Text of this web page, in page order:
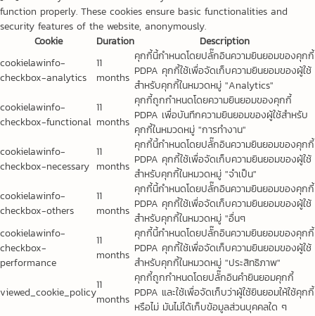
function properly. These cookies ensure basic functionalities and
security features of the website, anonymously.
Cookie
Duration
Description
cookielawinfo-
checkbox-analytics
11
months
คุกกี้นี้กำหนดโดยปลั๊กอินความยินยอมของคุกกี้
PDPA คุกกี้ใช้เพื่อจัดเก็บความยินยอมของผู้ใช้
สำหรับคุกกี้ในหมวดหมู่ "Analytics"
cookielawinfo-
checkbox-functional
11
months
คุกกี้ถูกกำหนดโดยความยินยอมของคุกกี้
PDPA เพื่อบันทึกความยินยอมของผู้ใช้สำหรับ
คุกกี้ในหมวดหมู่ "การทำงาน"
cookielawinfo-
checkbox-necessary
11
months
คุกกี้นี้กำหนดโดยปลั๊กอินความยินยอมของคุกกี้
PDPA คุกกี้ใช้เพื่อจัดเก็บความยินยอมของผู้ใช้
สำหรับคุกกี้ในหมวดหมู่ "จำเป็น"
cookielawinfo-
checkbox-others
11
months
คุกกี้นี้กำหนดโดยปลั๊กอินความยินยอมของคุกกี้
PDPA คุกกี้ใช้เพื่อจัดเก็บความยินยอมของผู้ใช้
สำหรับคุกกี้ในหมวดหมู่ "อื่นๆ
cookielawinfo-
checkbox-
performance
11
months
คุกกี้นี้กำหนดโดยปลั๊กอินความยินยอมของคุกกี้
PDPA คุกกี้ใช้เพื่อจัดเก็บความยินยอมของผู้ใช้
สำหรับคุกกี้ในหมวดหมู่ "ประสิทธิภาพ"
viewed_cookie_policy
11
months
คุกกี้ถูกกำหนดโดยปลั๊กอินคำยินยอมคุกกี้
PDPA และใช้เพื่อจัดเก็บว่าผู้ใช้ยินยอมให้ใช้คุกกี้
หรือไม่ มันไม่ได้เก็บข้อมูลส่วนบุคคลใด ๆ